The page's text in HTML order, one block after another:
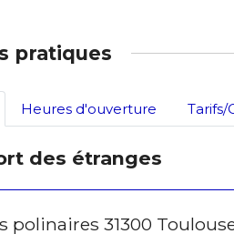
pratiques
Heures d'ouverture Tarifs/
des étranges
polinaires 31300